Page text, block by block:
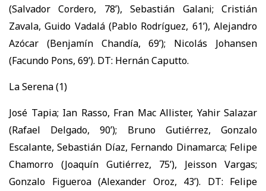
(Salvador Cordero, 78’), Sebastián Galani; Cristián
Zavala, Guido Vadalá (Pablo Rodríguez, 61’), Alejandro
Azócar (Benjamín Chandía, 69’); Nicolás Johansen
(Facundo Pons, 69’). DT: Hernán Caputto.
La Serena (1)
José Tapia; Ian Rasso, Fran Mac Allister, Yahir Salazar
(Rafael Delgado, 90’); Bruno Gutiérrez, Gonzalo
Escalante, Sebastián Díaz, Fernando Dinamarca; Felipe
Chamorro (Joaquín Gutiérrez, 75’), Jeisson Vargas;
Gonzalo Figueroa (Alexander Oroz, 43’). DT: Felipe